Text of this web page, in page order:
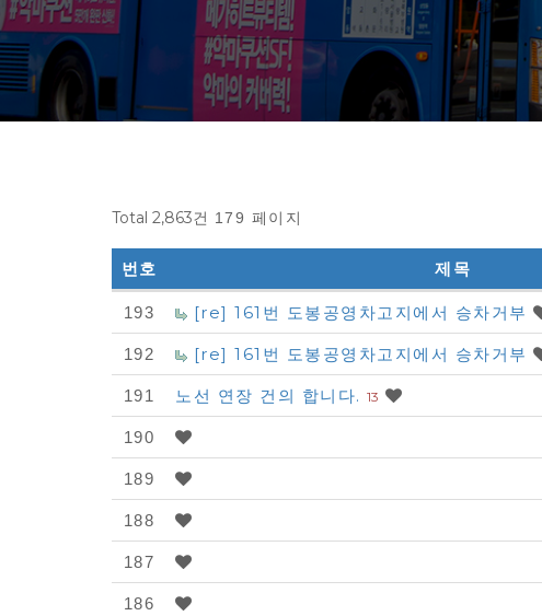
Total 2,863건 179 페이지
다
모
아
자
동
차
-
편
신
번호 제목
193 [re] 161번 도봉공영차고지에서 승차거부
192 [re] 161번 도봉공영차고지에서 승차거부
191 노선 연장 건의 합니다. 13
190
189
188
187
186